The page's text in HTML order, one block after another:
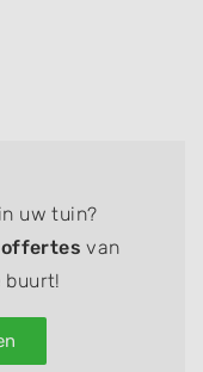
uw tuin?
van
buurt!